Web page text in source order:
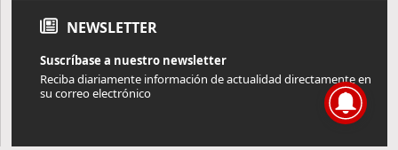
NEWSLETTER
Suscríbase a nuestro newsletter
Reciba diariamente información de actualidad directamente en
su correo electrónico